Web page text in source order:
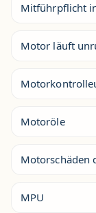
Mitführpflicht
Motor läuft
Motoröle
Motorschäden
MPU